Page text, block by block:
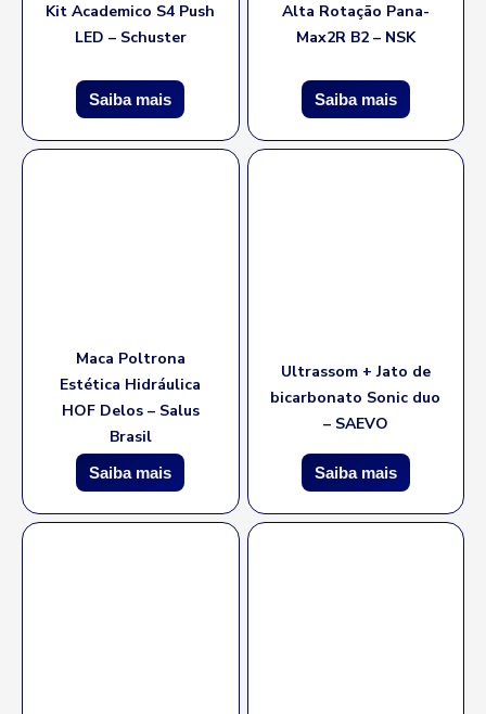
Kit Academico S4 Push
LED – Schuster
Saiba mais
Alta Rotação Pana-
Max2R B2 – NSK
Saiba mais
Maca Poltrona
Estética Hidráulica
HOF Delos – Salus
Brasil
Saiba mais
Ultrassom + Jato de
bicarbonato Sonic duo
– SAEVO
Saiba mais